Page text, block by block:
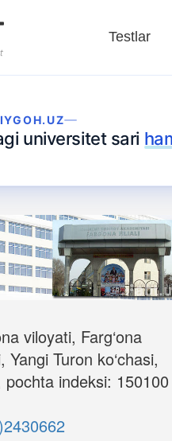
Testlar
universitet sari
viloyati, Farg‘ona
Yangi Turon ko‘chasi,
pochta indeksi: 150100